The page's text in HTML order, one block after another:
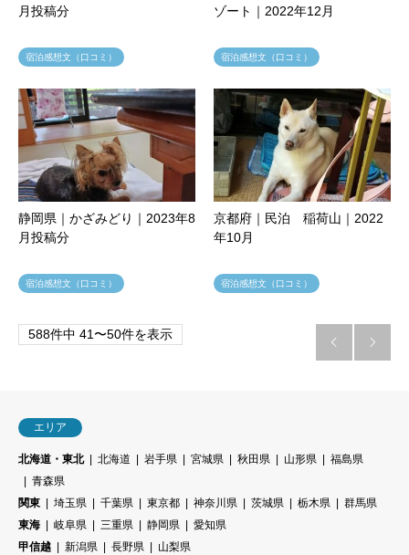
月投稿分
宿泊感想文（口コミ）
ゾート｜2022年12月
宿泊感想文（口コミ）
静岡県｜かざみどり｜2023年8
月投稿分
宿泊感想文（口コミ）
京都府｜民泊 稲荷山｜2022
年10月
宿泊感想文（口コミ）
588件中 41〜50件を表示
 
エリア
北海道・東北 北海道 岩手県 宮城県 秋田県 山形県
福島県
青森県
関東
埼玉県 千葉県 東京都 神奈川県 茨城県 栃木県
群馬県
東海
岐阜県 三重県 静岡県
愛知県
甲信越
新潟県 長野県
山梨県